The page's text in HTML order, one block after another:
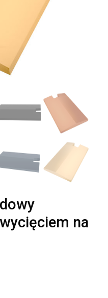
na